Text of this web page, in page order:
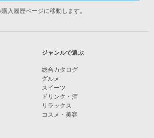
入履歴ページに移動します。
ジャンルで選ぶ
総合カタログ
グルメ
スイーツ
ドリンク・酒
リラックス
コスメ・美容